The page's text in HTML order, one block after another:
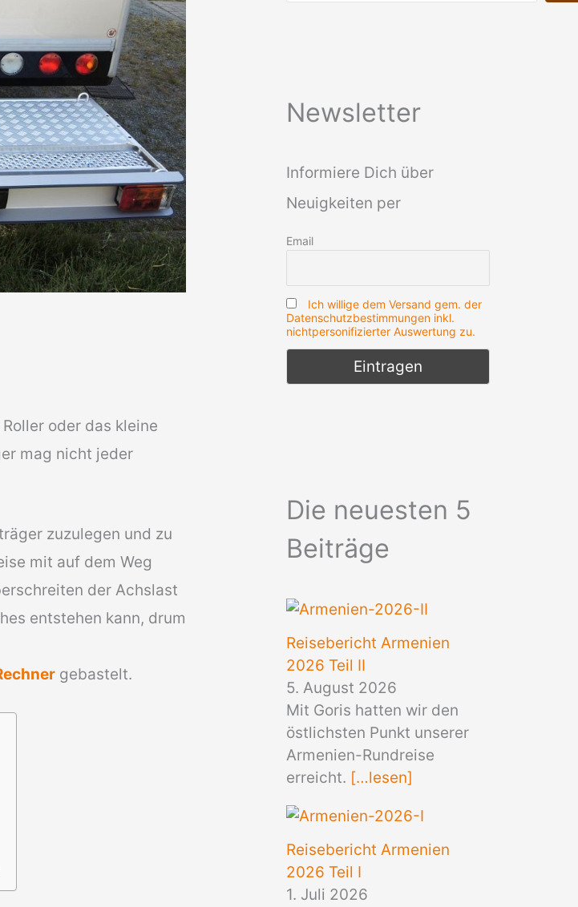
oder das kleine
mag nicht jeder
zuzulegen und zu
mit auf dem Weg
der Achslast
entstehen kann, drum
gebastelt.
Newsletter
Informiere Dich über
Neuigkeiten per
Email
Ich willige dem Versand gem. der
Datenschutzbestimmungen inkl.
nichtpersonifizierter Auswertung zu.
Die neuesten 5
Beiträge
Reisebericht Armenien
2026 Teil II
5. August 2026
Mit Goris hatten wir den
östlichsten Punkt unserer
Armenien-Rundreise
erreicht. […lesen]
Reisebericht Armenien
2026 Teil I
1. Juli 2026